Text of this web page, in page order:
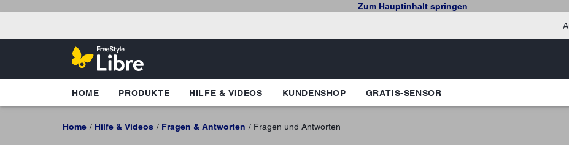
Zum Hauptinhalt springen
HOME PRODUKTE HILFE & VIDEOS KUNDENSHOP GRATIS-SENSOR
Home Hilfe & Videos Fragen & Antworten Fragen und Antworten